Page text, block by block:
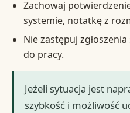
Zachowaj
systemie, notatkę z
Nie zastępuj
do pracy.
Jeżeli sytuacja jest
szybkość i możliwość